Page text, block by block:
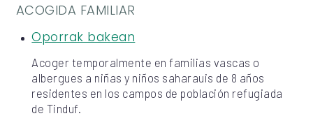
ACOGIDA FAMILIAR
Oporrak bakean
Acoger temporalmente en familias vascas o
albergues a niñas y niños saharauis de 8 años
residentes en los campos de población refugiada
de Tinduf.